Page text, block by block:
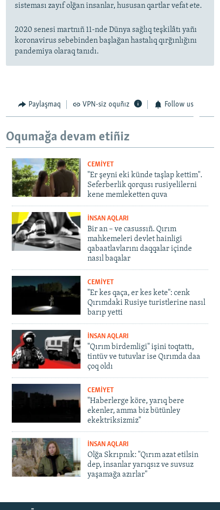
sisteması zayıf olğan insanlar, hususan qartlar vefat ete.
2020 senesi martnıñ 11-nde Dünya sağlıq teşkilâtı yañı
koronavirus sebebinden başlağan hastalıq qırğınlığını
pandemiya olaraq tanıdı.
Paylaşmaq VPN-siz oquñız Follow us
Oqumağa devam etiñiz
CEMİYET
"Er şeyni eki künde taşlap kettim".
Seferberlik qorqusı rusiyelilerni
kene memleketten quva
İNSAN AQLARI
Bir an – ve casussıñ. Qırım
mahkemeleri devlet hainligi
qabaatlavlarını daqqalar içinde
nasıl baqalar
CEMİYET
"Er kes qaça, er kes kete": cenk
Qırımdaki Rusiye turistlerine nasıl
barıp yetti
İNSAN AQLARI
"Qırım birdemligi" işini toqtattı,
tintüv ve tutuvlar ise Qırımda daa
çoq oldı
CEMİYET
"Haberlerge köre, yarıq bere
ekenler, amma biz bütünley
ekektriksizmiz"
İNSAN AQLARI
Olğa Skrıpnık: "Qırım azat etilsin
dep, insanlar yarıqsız ve suvsuz
yaşamağa azırlar"